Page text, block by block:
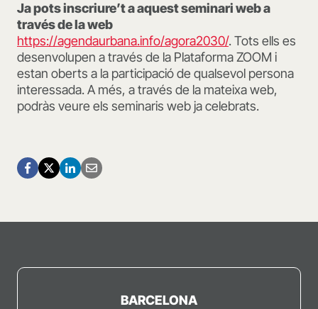
Ja pots inscriure’t a aquest seminari web a
través de la web
https://agendaurbana.info/agora2030/. Tots ells es
desenvolupen a través de la Plataforma ZOOM i
estan oberts a la participació de qualsevol persona
interessada. A més, a través de la mateixa web,
podràs veure els seminaris web ja celebrats.
BARCELONA